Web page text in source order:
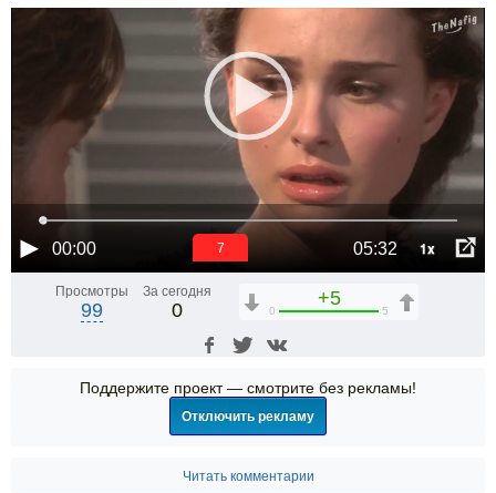
00:00 05:32 1x
7
Просмотры
99
За сегодня
0
+5
0 5
Поддержите проект — смотрите без рекламы!
Отключить рекламу
Читать комментарии